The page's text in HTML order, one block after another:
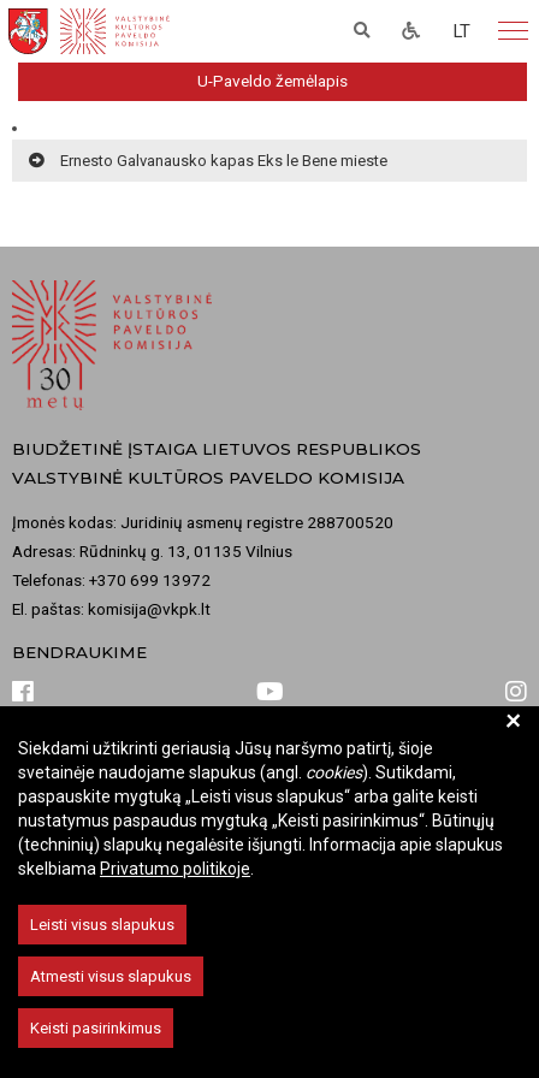
LT
U-Paveldo žemėlapis
Ernesto Galvanausko kapas Eks le Bene mieste
BIUDŽETINĖ ĮSTAIGA LIETUVOS RESPUBLIKOS
VALSTYBINĖ KULTŪROS PAVELDO KOMISIJA
Įmonės kodas: Juridinių asmenų registre 288700520
Adresas: Rūdninkų g. 13, 01135 Vilnius
Telefonas: +370 699 13972
El. paštas: komisija@vkpk.lt
BENDRAUKIME
© 2026 Valstybinė kultūros paveldo komisija. Visos teisės saugomos.
Keisti slapukų nustatymus
+
Siekdami užtikrinti geriausią Jūsų naršymo patirtį, šioje
svetainėje naudojame slapukus (angl. cookies). Sutikdami,
paspauskite mygtuką „Leisti visus slapukus“ arba galite keisti
nustatymus paspaudus mygtuką „Keisti pasirinkimus“. Būtinųjų
(techninių) slapukų negalėsite išjungti. Informacija apie slapukus
skelbiama Privatumo politikoje
Leisti visus slapukus
Atmesti visus slapukus
Keisti pasirinkimus